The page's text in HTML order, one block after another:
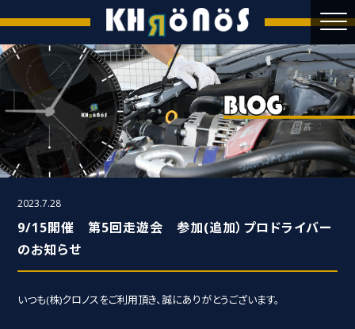
2023.7.28
9/15開催 第5回走遊会 参加(追加）プロドライバー
のお知らせ
いつも(株)クロノスをご利用頂き、誠にありがとうございます。